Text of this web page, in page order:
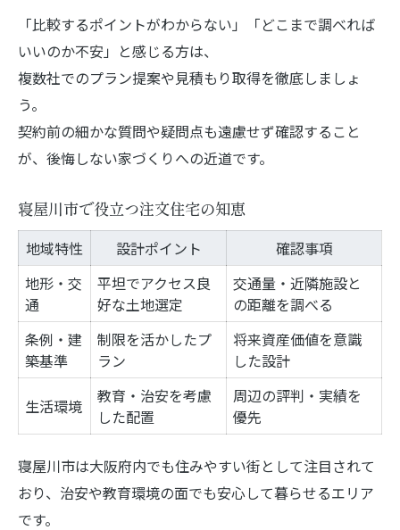
「比較するポイントがわからない」「どこまで調べれば
いいのか不安」と感じる方は、
複数社でのプラン提案や見積もり取得を徹底しましょ
う。
契約前の細かな質問や疑問点も遠慮せず確認すること
が、後悔しない家づくりへの近道です。
寝屋川市で役立つ注文住宅の知恵
地域特性 設計ポイント
確認事項
地形・交
通
平坦でアクセス良
好な土地選定
交通量・近隣施設と
の距離を調べる
条例・建
築基準
制限を活かしたプ
ラン
将来資産価値を意識
した設計
生活環境
教育・治安を考慮
した配置
周辺の評判・実績を
優先
寝屋川市は大阪府内でも住みやすい街として注目されて
おり、治安や教育環境の面でも安心して暮らせるエリア
です。